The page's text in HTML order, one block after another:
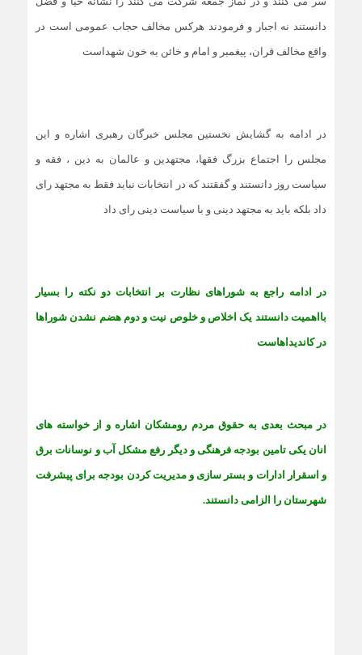
دانستند نه اجبار و فرمودند هرکس مخالف حجاب عمومی است در
واقع مخالف قران، پیغمبر و امام و خائن به خون شهداست
در ادامه به گشایش نخستین مجلس خبرگان رهبری اشاره و این
مجلس را اجتماع بزرگ فقها، مجتهدین و عالمان به دین ، فقه و
سیاست روز دانستند و گفقتند که در انتخابات نباید فقط به مجتهد رای
داد بلکه باید به مجتهد دینی و با سیاست دینی رای داد
در ادامه راجع به شوراهای نظارت بر انتخابات دو نکته را بسیار
بااهمیت دانستند یک اخلاص و خلوص نیت و دوم هضم نشدن شوراها
در کاندیداهاست
در مبحث بعدی به حقوق مردم رومشکان اشاره و از خواسته های
انان یکی تامین بودجه فرهنگی و دیگر رفع مشکل آب و نوسانات برق
و اسقرار ادارات و بستر سازی و مدیریت کردن بودجه برای پیشرفت
شهرستان را الزامی دانستند.